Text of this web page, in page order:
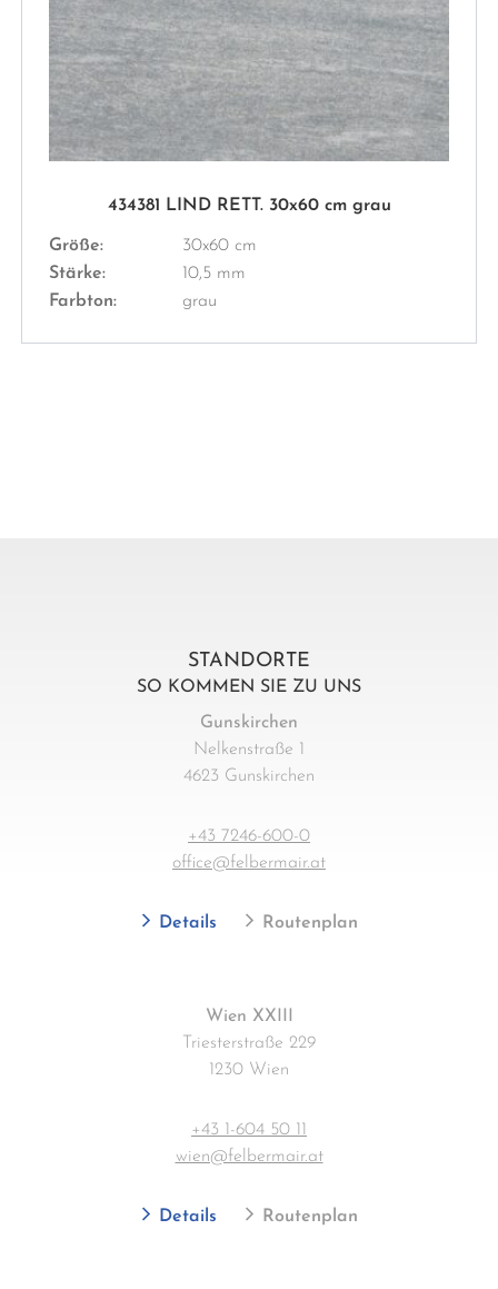
434381 LIND RETT. 30x60 cm grau
Größe:
30x60 cm
Stärke:
10,5 mm
Farbton:
grau
STANDORTE
SO KOMMEN SIE ZU UNS
Gunskirchen
Nelkenstraße 1
4623 Gunskirchen
+43 7246-600-0
office@felbermair.at
Details Routenplan
Wien XXIII
Triesterstraße 229
1230 Wien
+43 1-604 50 11
wien@felbermair.at
Details Routenplan